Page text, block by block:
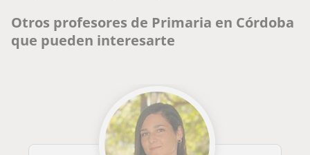
Otros profesores de Primaria en Córdoba
que pueden interesarte